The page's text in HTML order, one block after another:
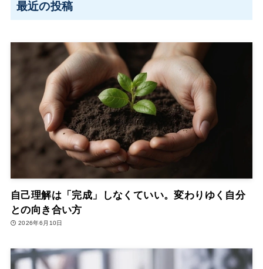
最近の投稿
自己理解は「完成」しなくていい。変わりゆく自分
との向き合い方
2026年6月10日